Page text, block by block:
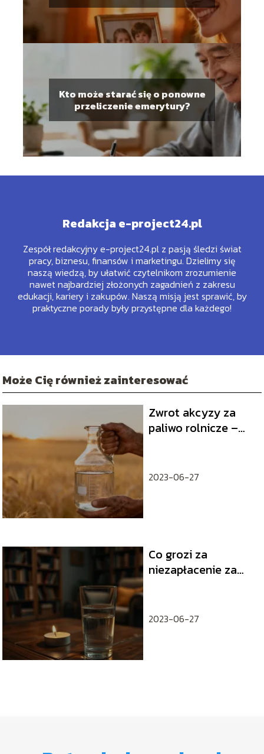
Kto może starać się o ponowne
przeliczenie emerytury?
Redakcja e-project24.pl
Zespół redakcyjny e-project24.pl z pasją śledzi świat
pracy, biznesu, finansów i marketingu. Dzielimy się
naszą wiedzą, by ułatwić czytelnikom zrozumienie
nawet najbardziej złożonych zagadnień z zakresu
edukacji, kariery i zakupów. Naszą misją jest sprawić, by
praktyczne porady były przystępne dla każdego!
Może Cię również zainteresować
Zwrot akcyzy za
paliwo rolnicze –
2023-06-27
Co grozi za
niezapłacenie za
konsekwencje
2023-06-27